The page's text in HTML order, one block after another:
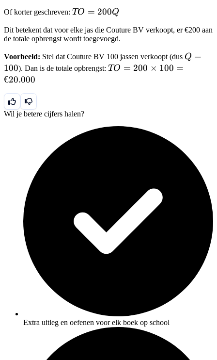
(q)}
Of korter geschreven: TO
200Q
TO = 200Q
Dit betekent dat voor elke jas die Couture BV verkoopt, er €200 aan
de totale opbrengst wordt toegevoegd.
Voorbeeld: Stel dat Couture BV 100 jassen verkoopt (dus Q
Q =
100). Dan is de totale opbrengst: TO =
TO = 200 × 100 =
€20.000
Wil je betere cijfers halen?
Extra uitleg en oefenen voor elk boek op school